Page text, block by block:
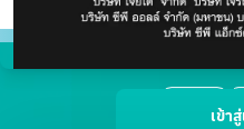
เข้า